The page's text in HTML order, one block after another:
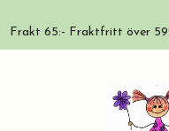
Frakt 65:- Fraktfritt över